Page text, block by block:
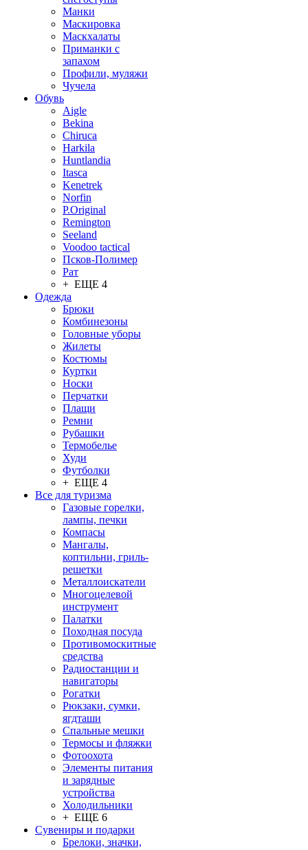
Манки
Маскировка
Маскхалаты
Приманки с
запахом
Профили, муляжи
Чучела
Обувь
Aigle
Bekina
Chiruсa
Harkila
Huntlandia
Itasca
Kenetrek
Norfin
P.Original
Remington
Seeland
Voodoo tactical
Псков-Полимер
Рат
+ ЕЩЕ 4
Одежда
Брюки
Комбинезоны
Головные уборы
Жилеты
Костюмы
Куртки
Носки
Перчатки
Плащи
Ремни
Рубашки
Термобелье
Худи
Футболки
+ ЕЩЕ 4
Все для туризма
Газовые горелки,
лампы, печки
Компасы
Мангалы,
коптильни, гриль-
решетки
Металлоискатели
Многоцелевой
инструмент
Палатки
Походная посуда
Противомоскитные
средства
Радиостанции и
навигаторы
Рогатки
Рюкзаки, сумки,
ягдташи
Спальные мешки
Термосы и фляжки
Фотоохота
Элементы питания
и зарядные
устройства
Холодильники
+ ЕЩЕ 6
Сувениры и подарки
Брелоки, значки,